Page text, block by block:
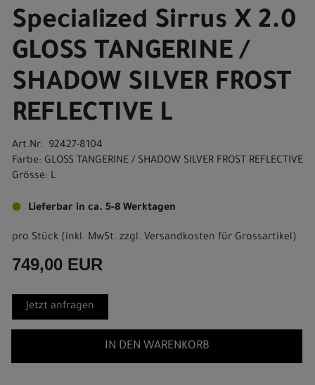
Specialized Sirrus X 2.0
GLOSS TANGERINE /
SHADOW SILVER FROST
REFLECTIVE L
Art.Nr. 92427-8104
Farbe: GLOSS TANGERINE / SHADOW SILVER FROST REFLECTIVE
Grösse: L
Lieferbar in ca. 5-8 Werktagen
pro Stück (inkl. MwSt. zzgl. Versandkosten für Grossartikel)
749,00 EUR
Jetzt anfragen
IN DEN WARENKORB